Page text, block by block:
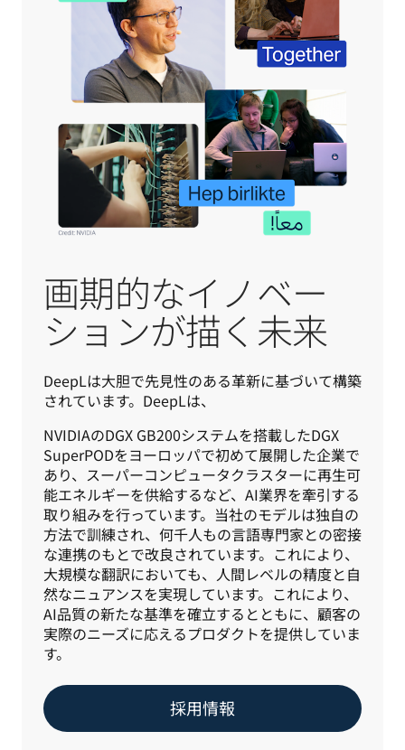
画期的なイノベー
ションが描く未来
DeepLは大胆で先見性のある革新に基づいて構築
されています。DeepLは、
NVIDIAのDGX GB200システムを搭載したDGX
SuperPODをヨーロッパで初めて展開した企業で
あり、スーパーコンピュータクラスターに再生可
能エネルギーを供給するなど、AI業界を牽引する
取り組みを行っています。当社のモデルは独自の
方法で訓練され、何千人もの言語専門家との密接
な連携のもとで改良されています。これにより、
大規模な翻訳においても、人間レベルの精度と自
然なニュアンスを実現しています。これにより、
AI品質の新たな基準を確立するとともに、顧客の
実際のニーズに応えるプロダクトを提供していま
す。
採用情報